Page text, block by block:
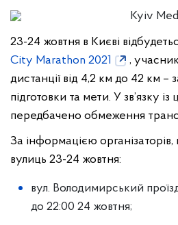
23-24 жовтня в Києві
City Marathon 2021
,
дистанції від 4,2 км до 42 км –
підготовки та мети. У зв’язку
передбачено обмеження
За інформацією
вулиць 23-24 жовтня:
вул. Володимирський
до 22:00 24 жовтня;